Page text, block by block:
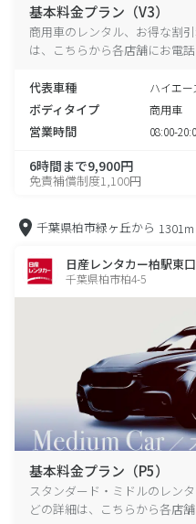
基本料金プラン（V3）
商用車のレンタル、お得な割
は、こちらから各店舗にお電話
代表車種 ハイエー
ボディタイプ 商用車
営業時間 08:00-
6時間まで9,900円
免責補償制度1,100円
千葉県柏市緑ヶ丘から 1301m
日産レンタカー柏駅東
千葉県柏市柏4-5
基本料金プラン（P5）
スタンダード・ミドルのレン
どの詳細は、こちらから各店舗